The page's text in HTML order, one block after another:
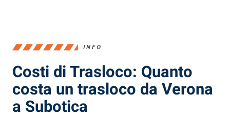
INFO
Costi di Trasloco: Quanto
costa un trasloco da Verona
a Subotica